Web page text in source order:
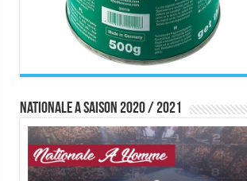
Nationale A saison 2020 / 2021